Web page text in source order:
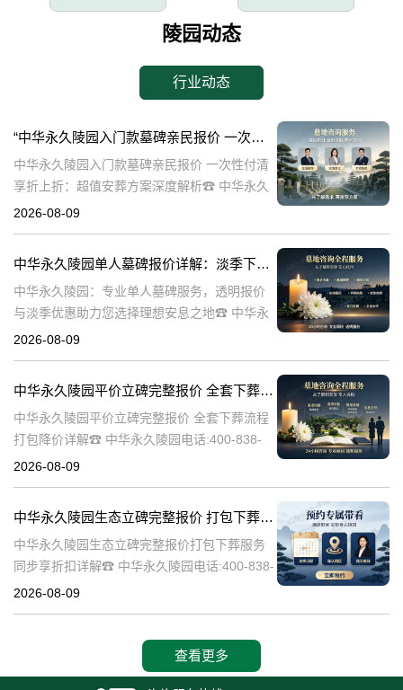
陵园动态
行业动态
“中华永久陵园入门款墓碑亲民报价 一次性付清享折上折：超值安葬方案深度解析”
中华永久陵园入门款墓碑亲民报价 一次性付清
享折上折：超值安葬方案深度解析☎ 中华永久
陵园电话:400-838-5063在人生的旅程中，我们
2026-08-09
中华永久陵园单人墓碑报价详解：淡季下单享数千元优惠
中华永久陵园：专业单人墓碑服务，透明报价
与淡季优惠助力您选择理想安息之地☎ 中华永
久陵园电话:400-838-5063中华永久陵园，作为
2026-08-09
中华永久陵园平价立碑完整报价 全套下葬流程打包降价详解
中华永久陵园平价立碑完整报价 全套下葬流程
打包降价详解☎ 中华永久陵园电话:400-838-
5063在人生的旅途中，每个人都会经历生老病
2026-08-09
中华永久陵园生态立碑完整报价 打包下葬服务同步享折扣详解
中华永久陵园生态立碑完整报价打包下葬服务
同步享折扣详解☎ 中华永久陵园电话:400-838-
5063中华永久陵园作为国内知名的陵园之一，
2026-08-09
查看更多